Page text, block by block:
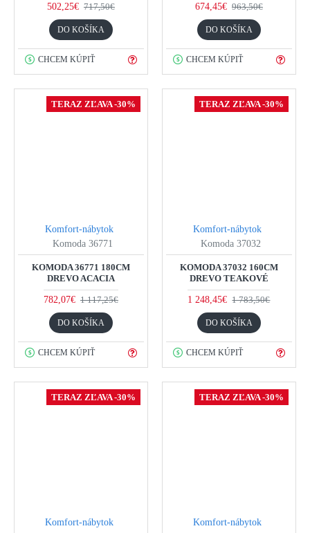
502,25€ 717,50€
DO KOŠÍKA
CHCEM KÚPIŤ
674,45€ 963,50€
DO KOŠÍKA
CHCEM KÚPIŤ
TERAZ ZĽAVA -30%
Komfort-nábytok
Komoda 36771
KOMODA 36771 180CM
DREVO ACACIA
782,07€ 1 117,25€
DO KOŠÍKA
CHCEM KÚPIŤ
TERAZ ZĽAVA -30%
Komfort-nábytok
Komoda 37032
KOMODA 37032 160CM
DREVO TEAKOVÉ
1 248,45€ 1 783,50€
DO KOŠÍKA
CHCEM KÚPIŤ
TERAZ ZĽAVA -30%
Komfort-nábytok
TERAZ ZĽAVA -30%
Komfort-nábytok